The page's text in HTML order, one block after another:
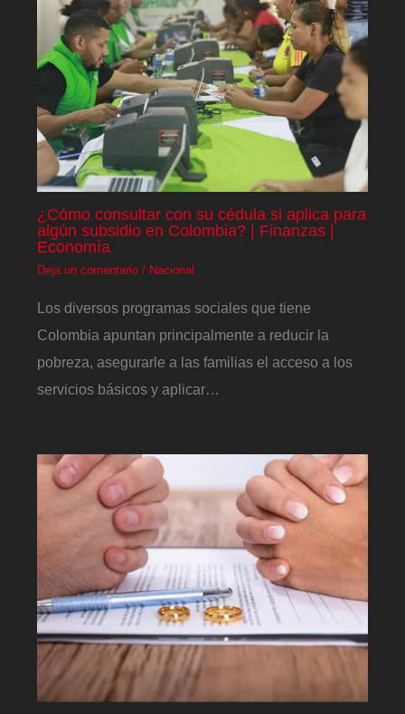
¿Cómo consultar con su cédula si aplica para
algún subsidio en Colombia? | Finanzas |
Economía
Deja un comentario / Nacional
Los diversos programas sociales que tiene
Colombia apuntan principalmente a reducir la
pobreza, asegurarle a las familias el acceso a los
servicios básicos y aplicar…